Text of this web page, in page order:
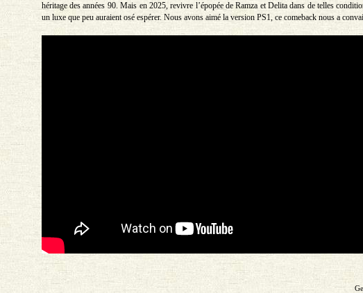
héritage des années 90. Mais en 2025, revivre l’épopée de Ramza et Delita dans de telles
un luxe que peu auraient osé espérer. Nous avons aimé la version PS1, ce comeback nous a